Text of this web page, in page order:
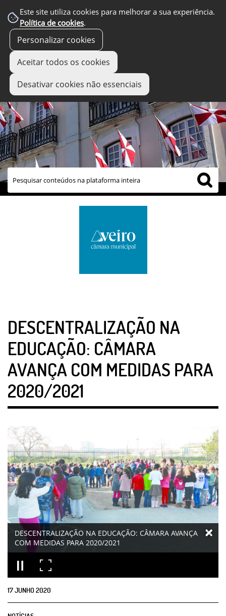
Este site utiliza cookies para melhorar a sua experiência.
Política de cookies.
Personalizar cookies
Aceitar todos os cookies
Desativar cookies não essenciais
links úteis
DESCENTRALIZAÇÃO NA
EDUCAÇÃO: CÂMARA
AVANÇA COM MEDIDAS PARA
2020/2021
DESCENTRALIZAÇÃO NA EDUCAÇÃO: CÂMARA AVANÇA
COM MEDIDAS PARA 2020/2021
17JUNHO2020